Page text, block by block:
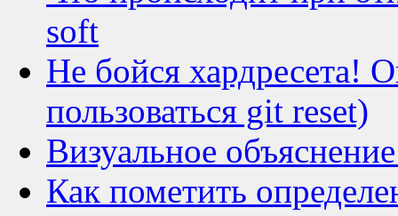
soft
Не бойся хардресета!
пользоваться git reset)
Визуальное
Как пометить